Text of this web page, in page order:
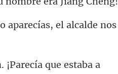
aparecías, el
¡Parecía que estab